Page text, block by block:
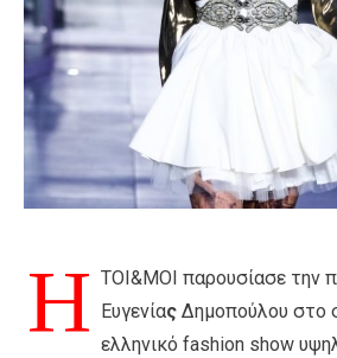
Η TOI&MOI παρουσίασε την
Ευγενίας Δημοπούλου στο
ελληνικό fashion show